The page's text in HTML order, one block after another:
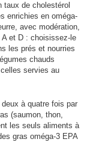
taux de cholestérol
enrichies en oméga-
avec modération,
et D : choisissez-le
les prés et nourries
chauds
servies au
à quatre fois par
(saumon, thon,
les seuls aliments à
gras oméga-3 EPA